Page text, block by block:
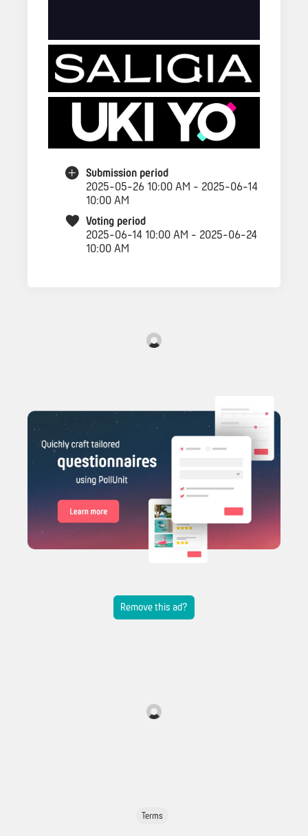
Submission period
2025-05-26 10:00 AM - 2025-06-14
10:00 AM
Voting period
2025-06-14 10:00 AM - 2025-06-24
10:00 AM
Remove this ad?
Terms